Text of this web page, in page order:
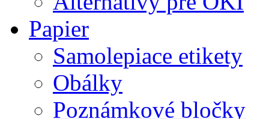
Papier
Samolepiace etikety
Obálky
Poznámkové bločky